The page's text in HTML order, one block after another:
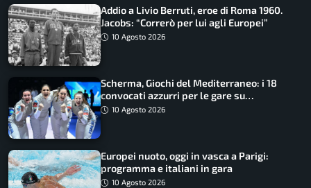
Addio a Livio Berruti, eroe di Roma 1960.
Jacobs: “Correrò per lui agli Europei”
10 Agosto 2026
Scherma, Giochi del Mediterraneo: i 18
convocati azzurri per le gare su
SportFaceTV
10 Agosto 2026
Europei nuoto, oggi in vasca a Parigi:
programma e italiani in gara
10 Agosto 2026